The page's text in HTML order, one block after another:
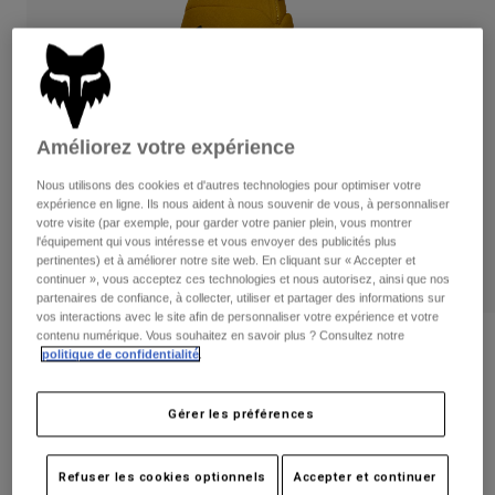
Pantalons
Shorts
Vestes
Gants
Protections
Masques
Accessoires
Pièces de rechange
Pantalons
Gants
Protections
Masques
Chaussettes
Sacs et accessoires
Pièces de rechange
Voir tout
Femme
T-shirts et tops
Sweats et Pulls
Vestes
Pantalons
Chemises
Enfants
Masques
Chaussettes
Voir tout
Moto
Casques
Maillots
Pantalons
Bottes
Gants
Masques
Avis
Gants Defend Thermo
Article n°31322
Price reduced from
to
Améliorez votre expérience
Nous utilisons des cookies et d'autres technologies pour optimiser votre
expérience en ligne. Ils nous aident à nous souvenir de vous, à personnaliser
votre visite (par exemple, pour garder votre panier plein, vous montrer
l'équipement qui vous intéresse et vous envoyer des publicités plus
pertinentes) et à améliorer notre site web. En cliquant sur « Accepter et
continuer », vous acceptez ces technologies et nous autorisez, ainsi que nos
partenaires de confiance, à collecter, utiliser et partager des informations sur
vos interactions avec le site afin de personnaliser votre expérience et votre
contenu numérique. Vous souhaitez en savoir plus ? Consultez notre
politique de confidentialité.
Gérer les préférences
Refuser les cookies optionnels Accepter et continuer